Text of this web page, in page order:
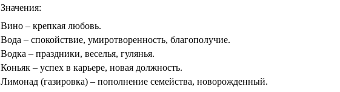
Значения:
Вино – крепкая любовь.
Вода – спокойствие, умиротворенность, благополучие.
Водка – праздники, веселья, гулянья.
Коньяк – успех в карьере, новая должность.
Лимонад (газировка) – пополнение семейства, новорожденный.